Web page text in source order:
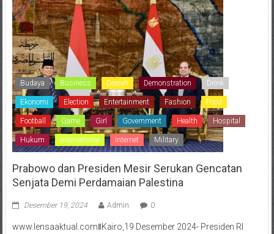
Budaya Business Dearah Demonstration Drink
Ekonomi Election Entertainment Fashion Food
Football Game Girl Government Health Hospital
Hukum International Internet Military
Prabowo dan Presiden Mesir Serukan Gencatan
Senjata Demi Perdamaian Palestina
Desember 19, 2024 Admin 0
www.lensaaktual.comǁKairo,19 Desember 2024- Presiden RI